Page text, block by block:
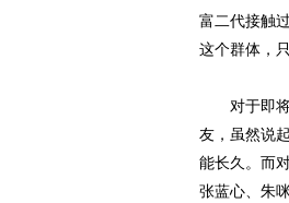
富二代接触
这个群体，
对于即将
友，虽然说
能长久。而
张蓝心、朱